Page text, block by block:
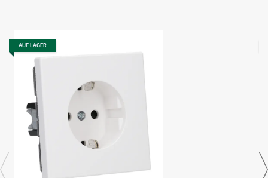
AUF LAGER